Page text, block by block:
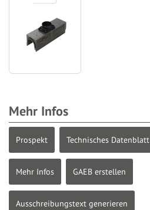
Mehr Infos
Prospekt Technisches Datenblatt
Mehr Infos GAEB erstellen
Ausschreibungstext generieren